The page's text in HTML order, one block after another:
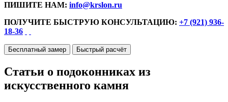
ПИШИТЕ НАМ: info@krslon.ru
ПОЛУЧИТЕ БЫСТРУЮ КОНСУЛЬТАЦИЮ: +7 (921) 936-
18-36
Бесплатный замер Быстрый расчёт
Статьи о подоконниках из
искусственного камня